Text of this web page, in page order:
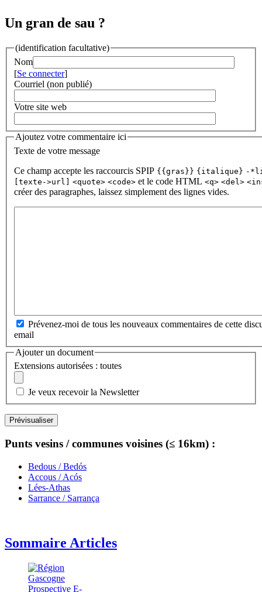
Un gran de sau ?
(identification facultative)
Nom
[Se connecter]
Courriel (non publié)
Votre site web
Ajoutez votre commentaire ici
Texte de votre message
Ce champ accepte les raccourcis SPIP {{gras}} {italique} -
[texte->url]
<quote> <code> et le code HTML <q> <del>
créer des paragraphes, laissez simplement des lignes vides.
Prévenez-moi de tous les nouveaux commentaires de cette
email
Ajouter un document
Extensions autorisées : toutes
Je veux recevoir la Newsletter
Punts vesins / communes voisines (≤ 16km) :
Bedous / Bedós
Accous / Acós
Lées-Athas
Sarrance / Sarrança
Sommaire Articles